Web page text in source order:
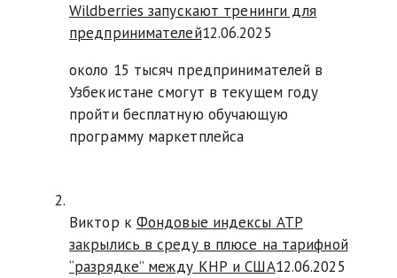
Wildberries запускают тренинги для
предпринимателей12.06.2025
около 15 тысяч предпринимателей в
Узбекистане смогут в текущем году
пройти бесплатную обучающую
программу маркетплейса
Виктор к Фондовые индексы АТР
закрылись в среду в плюсе на тарифной
“разрядке” между КНР и США12.06.2025